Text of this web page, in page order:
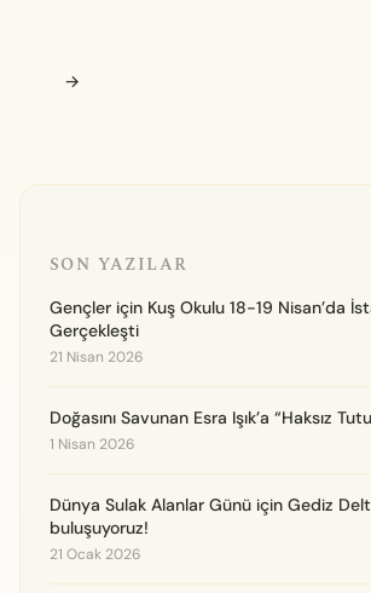
Navigasyon sonrası
→
SON YAZILAR
Gençler için Kuş Okulu 18-19 Nisan’da
Gerçekleşti
21 Nisan 2026
Doğasını Savunan Esra Işık’a “Haksız
1 Nisan 2026
Dünya Sulak Alanlar Günü için Gediz
buluşuyoruz!
21 Ocak 2026